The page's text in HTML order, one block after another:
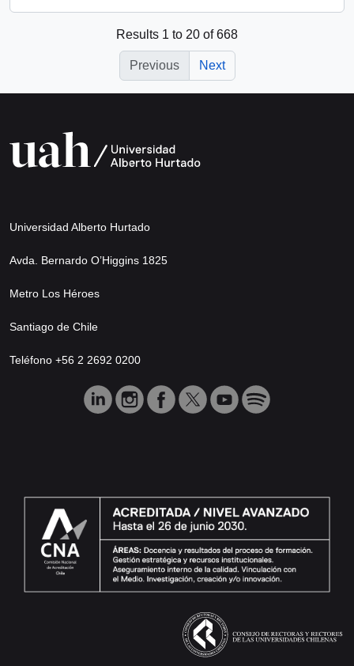
Results 1 to 20 of 668
Previous Next
Universidad Alberto Hurtado
Avda. Bernardo O’Higgins 1825
Metro Los Héroes
Santiago de Chile
Teléfono +56 2 2692 0200